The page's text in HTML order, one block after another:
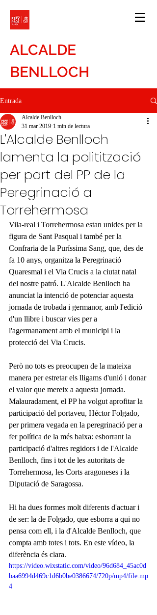
ALCALDE
BENLLOCH
Entrada
L'Alcalde Benlloch
lamenta la politització
per part del PP de la
Peregrinació a
Torrehermosa
Alcalde Benlloch
31 mar 2019 1 min de lectura
Vila-real i Torrehermosa estan unides per la
figura de Sant Pasqual i també per la
Confraria de la Puríssima Sang, que, des de
fa 10 anys, organitza la Peregrinació
Quaresmal i el Via Crucis a la ciutat natal
del nostre patró. L'Alcalde Benlloch ha
anunciat la intenció de potenciar aquesta
jornada de trobada i germanor, amb l'edició
d'un llibre i buscar vies per a
l'agermanament amb el municipi i la
protecció del Via Crucis.
Però no tots es preocupen de la mateixa
manera per estretar els lligams d'unió i donar
el valor que mereix a aquesta jornada.
Malauradament, el PP ha volgut aprofitar la
participació del portaveu, Héctor Folgado,
per primera vegada en la peregrinació per a
fer política de la més baixa: esborrant la
participació d'altres regidors i de l'Alcalde
Benlloch, fins i tot de les autoritats de
Torrehermosa, les Corts aragoneses i la
Diputació de Saragossa.
Hi ha dues formes molt diferents d'actuar i
de ser: la de Folgado, que esborra a qui no
pensa com ell, i la d'Alcalde Benlloch, que
compta amb totes i tots. En este vídeo, la
diferència és clara.
https://video.wixstatic.com/video/96d684_45ac0d
baa6994d469c1d6b0be0386674/720p/mp4/file.mp
4